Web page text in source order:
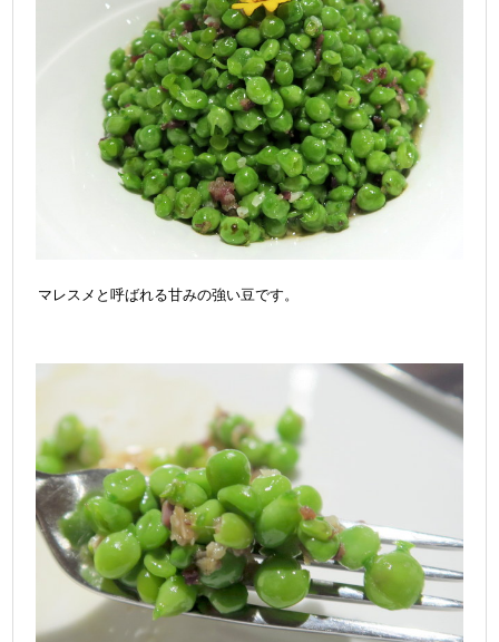
マレスメと呼ばれる甘みの強い豆です。